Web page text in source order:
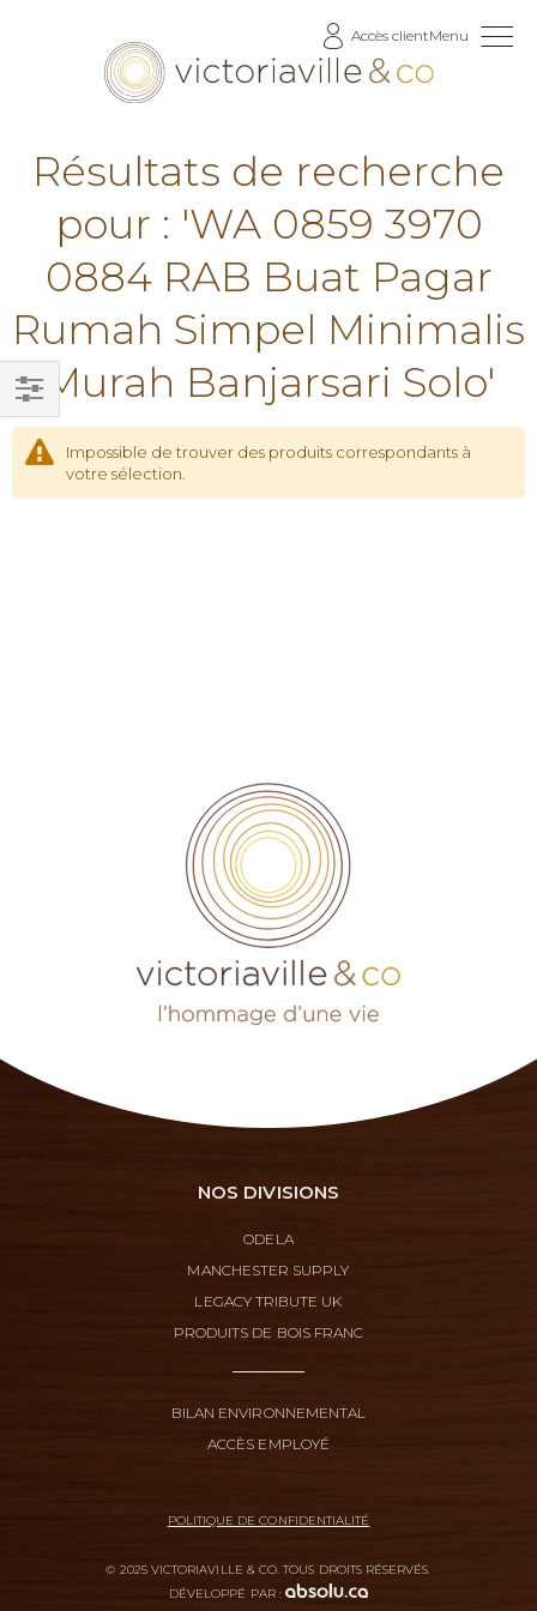
Accès clientMenu
Résultats de recherche
pour : 'WA 0859 3970
0884 RAB Buat Pagar
Rumah Simpel Minimalis
Murah Banjarsari Solo'
Impossible de trouver des produits correspondants à
votre sélection.
Filtrer
par
NOS DIVISIONS
ODELA
MANCHESTER SUPPLY
LEGACY TRIBUTE UK
PRODUITS DE BOIS FRANC
BILAN ENVIRONNEMENTAL
ACCÈS EMPLOYÉ
POLITIQUE DE CONFIDENTIALITÉ
© 2025 VICTORIAVILLE & CO. TOUS DROITS RÉSERVÉS.
DÉVELOPPÉ PAR :